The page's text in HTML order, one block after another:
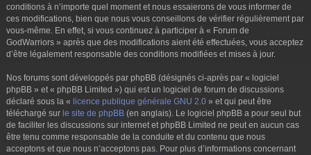
conditions à n’importe quel moment et nous essaierons de vous informer de
ces modifications, bien que nous vous conseillons de vérifier régulièrement par
vous-même. En effet, si vous continuez à participer à « Forum de
GodWarriors » après que des modifications aient été effectuées, vous acceptez
d’être légalement responsable des conditions modifiées et mises à jour.
Nos forums sont développés par phpBB (désignés ci-après par « logiciel
phpBB » et « phpBB Limited ») qui est un logiciel de forum de discussions
déclaré sous la « licence publique générale GNU 2.0 » et qui peut être
téléchargé sur le site de phpBB (en anglais). Le logiciel phpBB a pour seul but
de faciliter les discussions sur internet et phpBB Limited ne peut en aucun cas
être tenu comme responsable de la conduite et du contenu que nous
acceptons et que nous n’acceptons pas. Pour plus d’informations concernant